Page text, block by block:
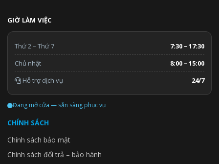
GIỜ LÀM VIỆC
Thứ 2 – Thứ 7
7:30 – 17:30
Chủ nhật
8:00 – 15:00
Hỗ trợ dịch vụ
24/7
Đang mở cửa — sẵn sàng phục vụ
CHÍNH SÁCH
Chính sách bảo mật
Chính sách đổi trả – bảo hành